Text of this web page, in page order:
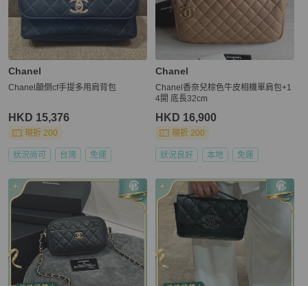
Chanel
Chanel顛倒cf手提多用肩背包
HKD 15,376
現折 200
狀況尚可 台灣 免運
Chanel
Chanel香奈兒棕色牛皮相機單肩包+1
4開 底長32cm
HKD 16,900
現折 200
狀況良好 本地 免運